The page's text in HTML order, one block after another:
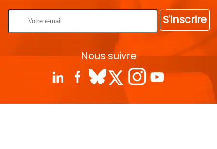
S'inscrire
Nous suivre